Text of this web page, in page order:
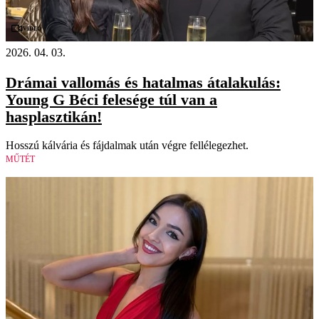
Videó
2026. 04. 03.
Drámai vallomás és hatalmas átalakulás:
Young G Béci felesége túl van a
hasplasztikán!
Hosszú kálvária és fájdalmak után végre fellélegezhet.
MŰTÉT